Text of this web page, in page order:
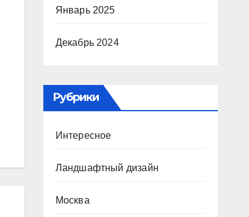
Январь 2025
Декабрь 2024
Рубрики
Интересное
Ландшафтный дизайн
Москва